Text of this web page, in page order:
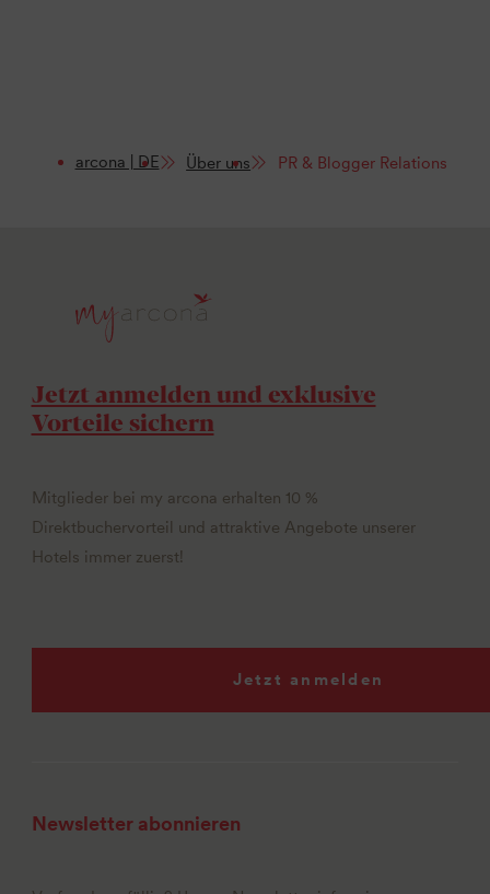
arcona | DE Über uns PR & Blogger Relations
Jetzt anmelden und exklusive
Vorteile sichern
Mitglieder bei my arcona erhalten 10 %
Direktbuchervorteil und attraktive Angebote unserer
Hotels immer zuerst!
Jetzt anmelden
Newsletter abonnieren